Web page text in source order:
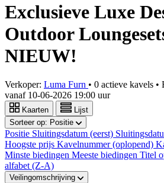
Exclusieve Luxe
Outdoor
NIEUW!
Verkoper: Luma Furn • 0 actieve kavels •
vanaf 10-06-2026 19:00 uur
Kaarten
Lijst
Sorteer op: Positie
Positie Sluitingsdatum (eerst)
Hoogste prijs Kavelnummer (oplopend)
Minste biedingen Meeste biedingen Titel
alfabet (Z-A)
Veilingomschrijving